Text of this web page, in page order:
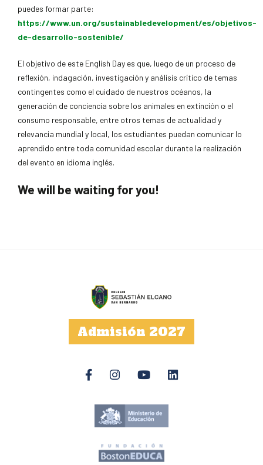
puedes formar parte:
https://www.un.org/sustainabledevelopment/es/objetivos-
de-desarrollo-sostenible/
El objetivo de este English Day es que, luego de un proceso de
reflexión, indagación, investigación y análisis crítico de temas
contingentes como el cuidado de nuestros océanos, la
generación de conciencia sobre los animales en extinción o el
consumo responsable, entre otros temas de actualidad y
relevancia mundial y local, los estudiantes puedan comunicar lo
aprendido entre toda comunidad escolar durante la realización
del evento en idioma inglés.
We will be waiting for you!
Admisión 2027